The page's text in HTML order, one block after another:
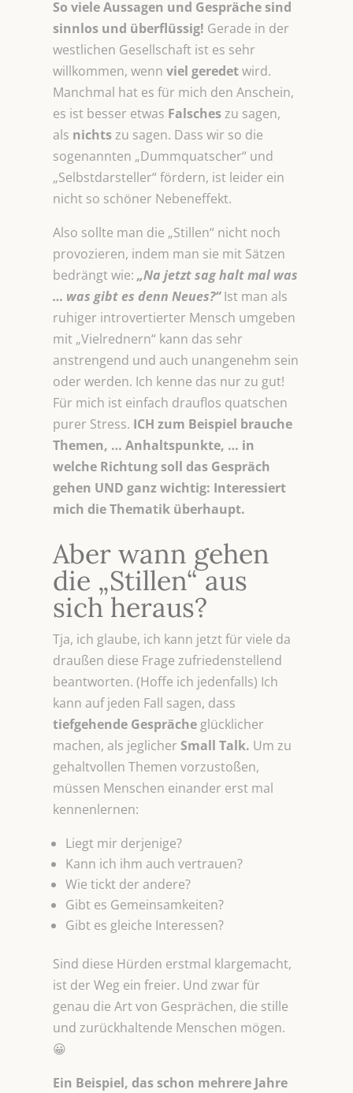
So viele Aussagen und Gespräche sind
sinnlos und überflüssig! Gerade in der
westlichen Gesellschaft ist es sehr
willkommen, wenn viel geredetwird.
Manchmal hat es für mich den Anschein,
es ist besser etwas Falscheszu sagen,
als nichtszu sagen. Dass wir so die
sogenannten „Dummquatscher“ und
„Selbstdarsteller“ fördern, ist leider ein
nicht so schöner Nebeneffekt.
Also sollte man die „Stillen“ nicht noch
provozieren, indem man sie mit Sätzen
bedrängt wie: „Na jetzt sag halt mal was
… was gibt es denn Neues?“Ist man als
ruhiger introvertierter Mensch umgeben
mit „Vielrednern“ kann das sehr
anstrengend und auch unangenehm sein
oder werden. Ich kenne das nur zu gut!
Für mich ist einfach drauflos quatschen
purer Stress. ICH zum Beispiel brauche
Themen, … Anhaltspunkte, … in
welche Richtung soll das Gespräch
gehen UND ganz wichtig: Interessiert
mich die Thematik überhaupt.
Aber wann gehen
die „Stillen“ aus
sich heraus?
Tja, ich glaube, ich kann jetzt für viele da
draußen diese Frage zufriedenstellend
beantworten. (Hoffe ich jedenfalls) Ich
kann auf jeden Fall sagen, dass
tiefgehende Gespräche glücklicher
machen, als jeglicherSmall Talk. Um zu
gehaltvollen Themen vorzustoßen,
müssen Menschen einander erst mal
kennenlernen:
Liegt mir derjenige?
Kann ich ihm auch vertrauen?
Wie tickt der andere?
Gibt es Gemeinsamkeiten?
Gibt es gleiche Interessen?
Sind diese Hürden erstmal klargemacht,
ist der Weg ein freier. Und zwar für
genau die Art von Gesprächen, die stille
und zurückhaltende Menschen mögen.
😀
Ein Beispiel, das schon mehrere Jahre